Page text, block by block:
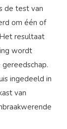
de test van
om één of
resultaat
wordt
ingedeeld in
van